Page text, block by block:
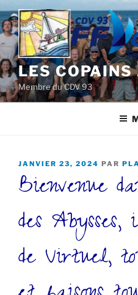
Aller
au
contenu
principal
LES COPAINS
Membre du CDV 93
PUBLIÉ
LE
JANVIER 23, 2024 PAR
Bienvenue
des
de Virtuel,